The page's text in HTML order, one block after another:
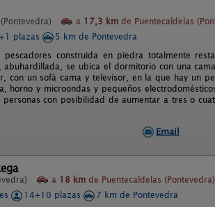
(Pontevedra) a 17,3 km de Puentecaldelas
plazas
5 km de Pontevedra
pescadores construida en piedra totalmente
abuhardillada, se ubica el dormitorio con una
con un sofá cama y televisor, en la que hay un
horno y microondas y pequeños
con posibilidad de aumentar a tres o
Email
a 18 km de Puentecaldelas (Pontevedra)
14+10 plazas
7 km de Pontevedra